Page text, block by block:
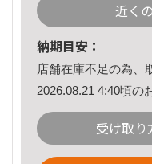
近く
納期目安：
店舗在庫不足の為、
2026.08.21 4:40頃の
受け取り